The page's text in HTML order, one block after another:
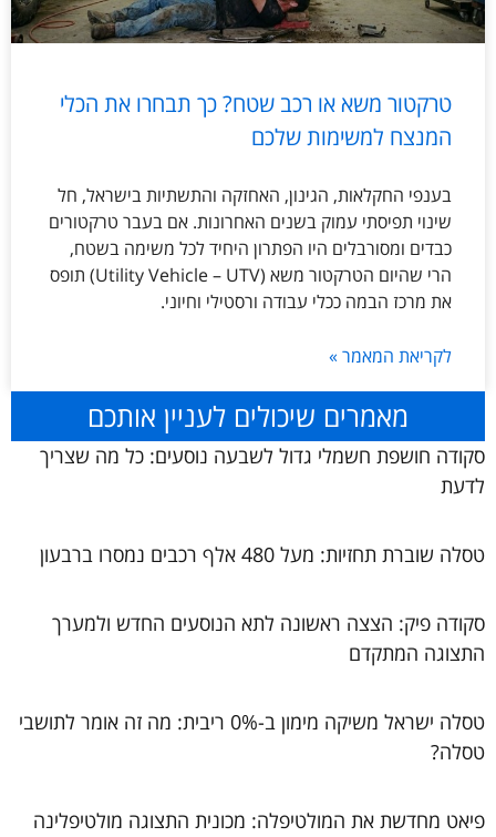
טרקטור משא או רכב שטח? כך תבחרו את הכלי
המנצח למשימות שלכם
בענפי החקלאות, הגינון, האחזקה והתשתיות בישראל, חל
שינוי תפיסתי עמוק בשנים האחרונות. אם בעבר טרקטורים
כבדים ומסורבלים היו הפתרון היחיד לכל משימה בשטח,
הרי שהיום הטרקטור משא (Utility Vehicle – UTV) תופס
את מרכז הבמה ככלי עבודה ורסטילי וחיוני.
לקריאת המאמר »
מאמרים שיכולים לעניין אותכם
סקודה חושפת חשמלי גדול לשבעה נוסעים: כל מה שצריך
לדעת
טסלה שוברת תחזיות: מעל 480 אלף רכבים נמסרו ברבעון
סקודה פיק: הצצה ראשונה לתא הנוסעים החדש ולמערך
התצוגה המתקדם
טסלה ישראל משיקה מימון ב-0% ריבית: מה זה אומר לתושבי
טסלה?
פיאט מחדשת את המולטיפלה: מכונית התצוגה מולטיפלינה